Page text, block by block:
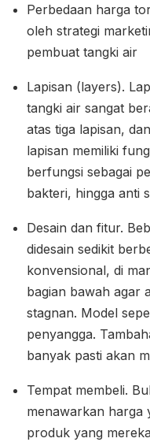
Perbedaan harga
oleh strategi
pembuat tangki air
Lapisan (layers).
tangki air sangat
atas tiga lapisan,
lapisan memiliki
berfungsi sebagai
bakteri, hingga anti
Desain dan fitur.
didesain sedikit
konvensional, di
bagian bawah agar
stagnan. Model
penyangga.
banyak pasti akan
Tempat membeli.
menawarkan harga
produk yang